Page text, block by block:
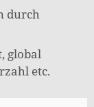
durch
global
etc.